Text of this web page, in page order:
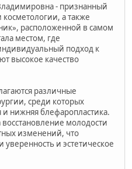
- признанный
косметологии, а также
расположенной в самом
местом, где
подход к
высокое качество
различные
среди которых
нижняя блефаропластика.
молодости
изменений, что
уверенность и эстетическое